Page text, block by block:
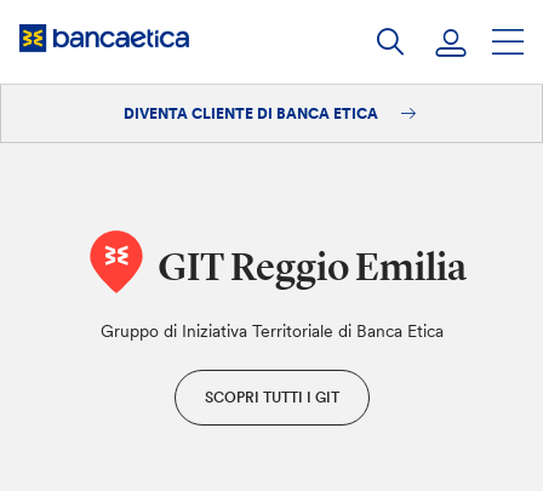
DIVENTA CLIENTE DI BANCA ETICA
GIT Reggio Emilia
Gruppo di Iniziativa Territoriale di Banca Etica
SCOPRI TUTTI I GIT